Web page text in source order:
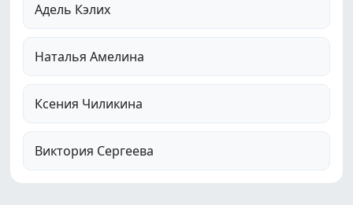
Адель Кэлих
Наталья Амелина
Ксения Чиликина
Виктория Сергеева